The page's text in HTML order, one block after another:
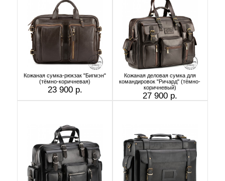
Кожаная сумка-рюкзак "Бигмэн"
(тёмно-коричневая)
23 900 р.
Кожаная деловая сумка для
командировок "Ричард" (тёмно-
коричневый)
27 900 р.